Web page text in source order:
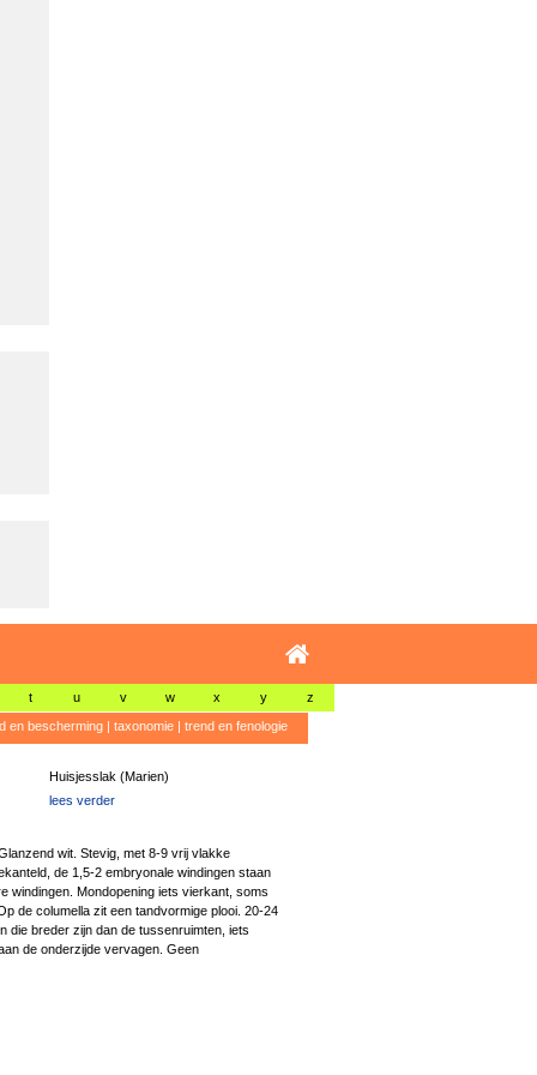
t u v w x y z
en bescherming| taxonomie| trend en fenologie
Huisjesslak (Marien)
lees verder
wit. Stevig, met 8-9 vrij vlakke
de 1,5-2 embryonale windingen staan
windingen. Mondopening iets vierkant, soms
de columella zit een tandvormige plooi. 20-24
die breder zijn dan de tussenruimten, iets
de onderzijde vervagen. Geen